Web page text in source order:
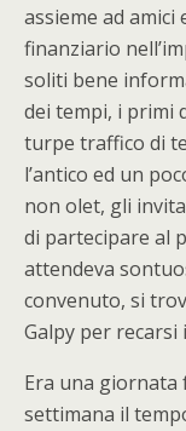
assieme ad amici
finanziario
soliti bene
dei tempi, i primi
turpe traffico di
l’antico ed un
non olet, gli
di partecipare al
attendeva
convenuto, si
Galpy per
Era una giornata
settimana il